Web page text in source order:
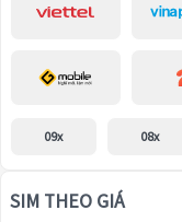
09x 08x
SIM THEO GIÁ